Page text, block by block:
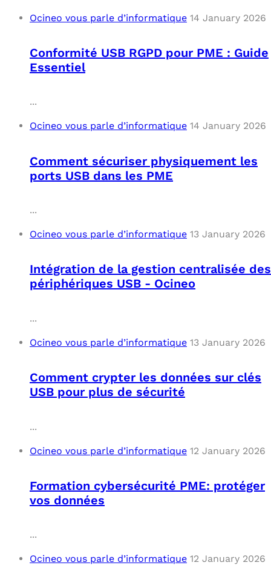
Ocineo vous parle d’informatique 14 January 2026
Conformité USB RGPD pour PME : Guide
Essentiel
...
Ocineo vous parle d’informatique 14 January 2026
Comment sécuriser physiquement les
ports USB dans les PME
...
Ocineo vous parle d’informatique 13 January 2026
Intégration de la gestion centralisée des
périphériques USB - Ocineo
...
Ocineo vous parle d’informatique 13 January 2026
Comment crypter les données sur clés
USB pour plus de sécurité
...
Ocineo vous parle d’informatique 12 January 2026
Formation cybersécurité PME: protéger
vos données
...
Ocineo vous parle d’informatique 12 January 2026